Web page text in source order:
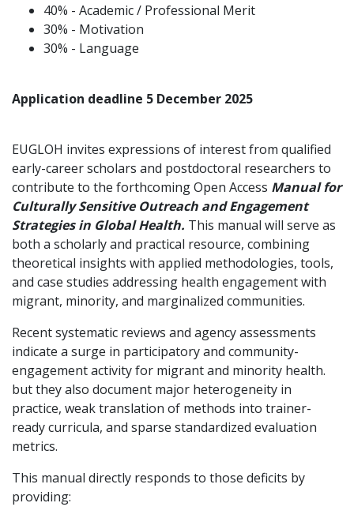
40% - Academic / Professional Merit
30% - Motivation
30% - Language
Application deadline 5 December 2025
EUGLOH invites expressions of interest from qualified
early-career scholars and postdoctoral researchers to
contribute to the forthcoming Open Access Manual for
Culturally Sensitive Outreach and Engagement
Strategies in Global Health. This manual will serve as
both a scholarly and practical resource, combining
theoretical insights with applied methodologies, tools,
and case studies addressing health engagement with
migrant, minority, and marginalized communities.
Recent systematic reviews and agency assessments
indicate a surge in participatory and community-
engagement activity for migrant and minority health.
but they also document major heterogeneity in
practice, weak translation of methods into trainer-
ready curricula, and sparse standardized evaluation
metrics.
This manual directly responds to those deficits by
providing: